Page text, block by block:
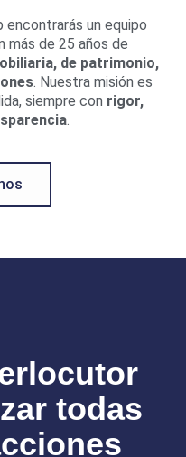
encontrarás un equipo
más de 25 años de
de patrimonio,
. Nuestra misión es
siempre con rigor,
.
todas